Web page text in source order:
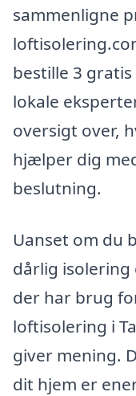
sammenligne
bestille 3
lokale
oversigt over,
hjælper dig
beslutning.
Uanset om du
dårlig isolering
der har brug
loftisolering i
giver mening.
dit hjem er